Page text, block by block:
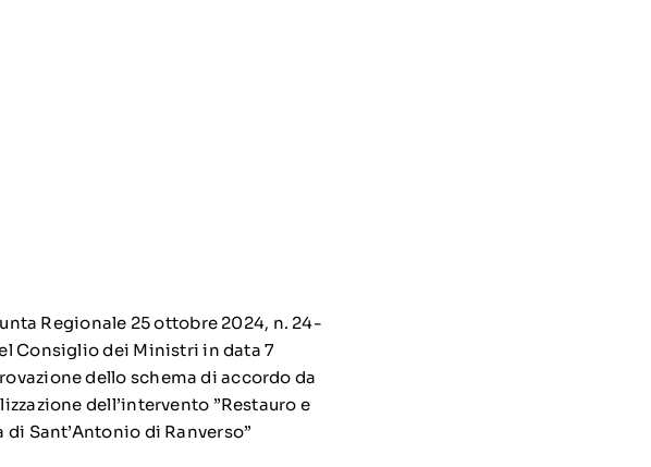
Regionale 25 ottobre 2024, n. 24-
Consiglio dei Ministri in data 7
dello schema di accordo da
dell’intervento ”Restauro e
Sant’Antonio di Ranverso”